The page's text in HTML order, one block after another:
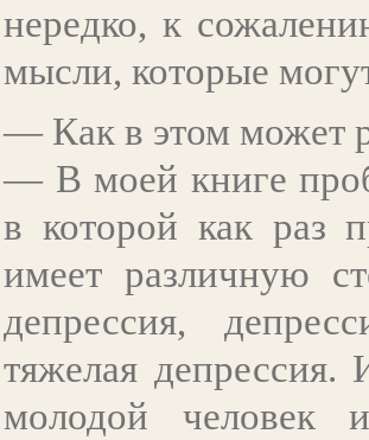
нередко, к
мысли, которые
— Как в этом может
— В моей книге
в которой как раз
имеет различную
депрессия,
тяжелая
молодой человек